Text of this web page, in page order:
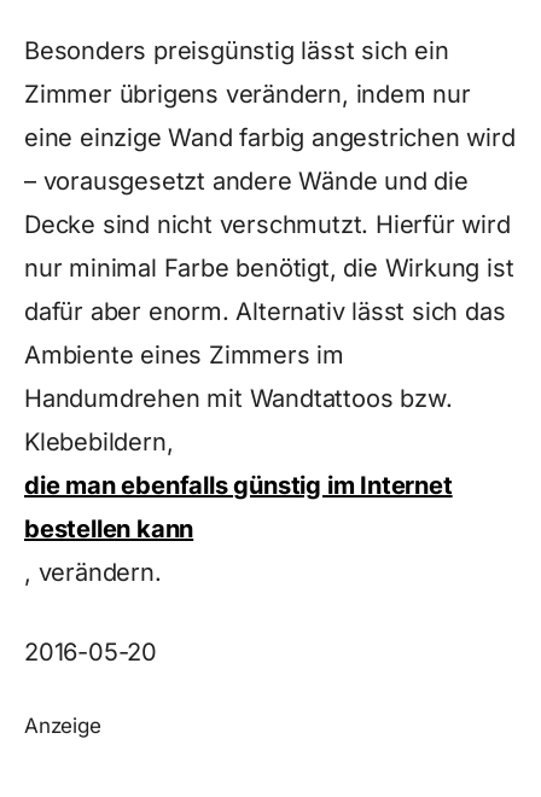
Besonders preisgünstig lässt sich ein
Zimmer übrigens verändern, indem nur
eine einzige Wand farbig angestrichen wird
– vorausgesetzt andere Wände und die
Decke sind nicht verschmutzt. Hierfür wird
nur minimal Farbe benötigt, die Wirkung ist
dafür aber enorm. Alternativ lässt sich das
Ambiente eines Zimmers im
Handumdrehen mit Wandtattoos bzw.
Klebebildern,
die man ebenfalls günstig im Internet
bestellen kann
, verändern.
2016-05-20
Anzeige